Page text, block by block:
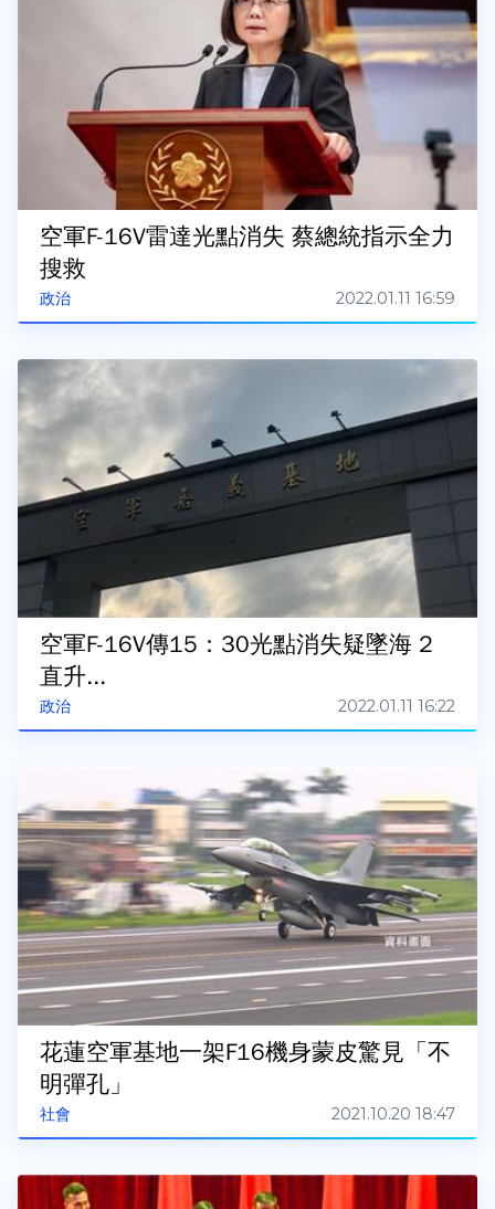
政治
空軍F-16V雷達光點消失 蔡總統指示全力
搜救
2022.01.11 16:59
政治
空軍F-16V傳15：30光點消失疑墜海 2
直升...
2022.01.11 16:22
社會
花蓮空軍基地一架F16機身蒙皮驚見「不
明彈孔」
2021.10.20 18:47